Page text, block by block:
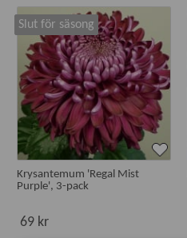
Slut för säsong
Krysantemum 'Regal Mist
Purple', 3-pack
69 kr